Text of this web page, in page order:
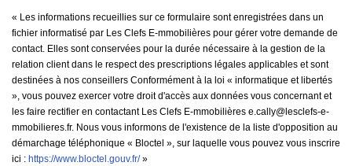
« Les informations recueillies sur ce formulaire sont enregistrées dans un
fichier informatisé par Les Clefs E-mmobilières pour gérer votre demande de
contact. Elles sont conservées pour la durée nécessaire à la gestion de la
relation client dans le respect des prescriptions légales applicables et sont
destinées à nos conseillers Conformément à la loi « informatique et libertés
», vous pouvez exercer votre droit d'accès aux données vous concernant et
les faire rectifier en contactant Les Clefs E-mmobilières e.cally@lesclefs-e-
mmobilieres.fr. Nous vous informons de l'existence de la liste d'opposition au
démarchage téléphonique « Bloctel », sur laquelle vous pouvez vous inscrire
ici : https://www.bloctel.gouv.fr/»